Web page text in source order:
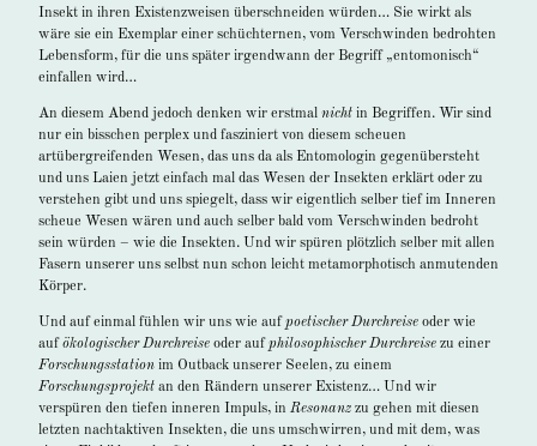
Insekt in ihren Existenzweisen überschneiden würden… Sie wirkt als
wäre sie ein Exemplar einer schüchternen, vom Verschwinden bedrohten
Lebensform, für die uns später irgendwann der Begriff „entomonisch“
einfallen wird…
An diesem Abend jedoch denken wir erstmal nicht in Begriffen. Wir sind
nur ein bisschen perplex und fasziniert von diesem scheuen
artübergreifenden Wesen, das uns da als Entomologin gegenübersteht
und uns Laien jetzt einfach mal das Wesen der Insekten erklärt oder zu
verstehen gibt und uns spiegelt, dass wir eigentlich selber tief im Inneren
scheue Wesen wären und auch selber bald vom Verschwinden bedroht
sein würden – wie die Insekten. Und wir spüren plötzlich selber mit allen
Fasern unserer uns selbst nun schon leicht metamorphotisch anmutenden
Körper.
Und auf einmal fühlen wir uns wie auf poetischer Durchreise oder wie
auf ökologischer Durchreise oder auf philosophischer Durchreise zu einer
Forschungsstation im Outback unserer Seelen, zu einem
Forschungsprojekt an den Rändern unserer Existenz… Und wir
verspüren den tiefen inneren Impuls, in Resonanz zu gehen mit diesen
letzten nachtaktiven Insekten, die uns umschwirren, und mit dem, was